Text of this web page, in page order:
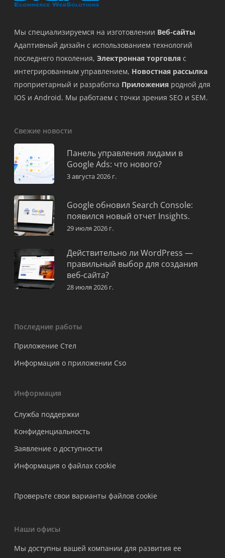
Мы специализируемся на изготовлении Веб-сайты
Адаптивный дизайн с использованием технологий
последнего поколения, Электронная торговля с
интегрированным управлением, Новостная рассылка
проприетарный и разработка Приложения родной для
IOS и Android. Мы работаем с точки зрения SEO и SEM.
Свежие новости
Панель управления лидами в
Google Ads: что нового?
3 августа 2026 г.
Google обновил Search Console:
появился новый отчет Insights.
29 июля 2026 г.
Действительно ли WordPress —
правильный выбор для создания
веб-сайта?
28 июля 2026 г.
Последние работы
Приложение Стел
Информация о приложении Cso
Информация
Служба поддержки
Конфиденциальность
Заявление о доступности
Информация о файлах cookie
Проверьте свои варианты файлов cookie
Наши офисы
Мы доступны вашей компании для развития ее